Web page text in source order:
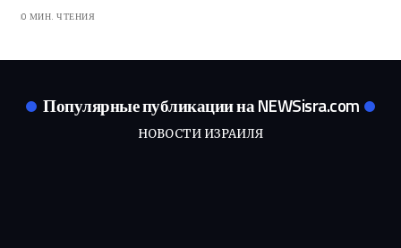
0 МИН. ЧТЕНИЯ
Популярные публикации на NEWSisra.com
НОВОСТИ ИЗРАИЛЯ